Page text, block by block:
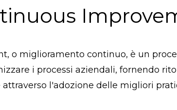
o miglioramento continuo, è un
i processi aziendali, fornendo
l'adozione delle migliori